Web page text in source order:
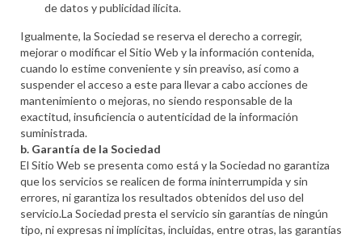
de datos y publicidad ilícita.
Igualmente, la Sociedad se reserva el derecho a corregir,
mejorar o modificar el Sitio Web y la información contenida,
cuando lo estime conveniente y sin preaviso, así como a
suspender el acceso a este para llevar a cabo acciones de
mantenimiento o mejoras, no siendo responsable de la
exactitud, insuficiencia o autenticidad de la información
suministrada.
b. Garantía de la Sociedad
El Sitio Web se presenta como está y la Sociedad no garantiza
que los servicios se realicen de forma ininterrumpida y sin
errores, ni garantiza los resultados obtenidos del uso del
servicio.La Sociedad presta el servicio sin garantías de ningún
tipo, ni expresas ni implícitas, incluidas, entre otras, las garantías